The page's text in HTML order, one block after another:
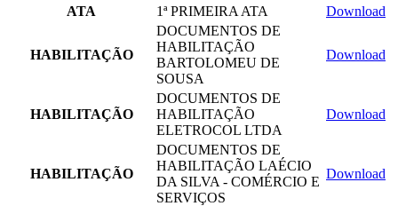
ATA
1ª PRIMEIRA ATA Download
HABILITAÇÃO
DOCUMENTOS DE
HABILITAÇÃO
BARTOLOMEU DE
SOUSA
Download
HABILITAÇÃO
DOCUMENTOS DE
HABILITAÇÃO
ELETROCOL LTDA
Download
HABILITAÇÃO
DOCUMENTOS DE
HABILITAÇÃO LAÉCIO
DA SILVA - COMÉRCIO E
SERVIÇOS
Download